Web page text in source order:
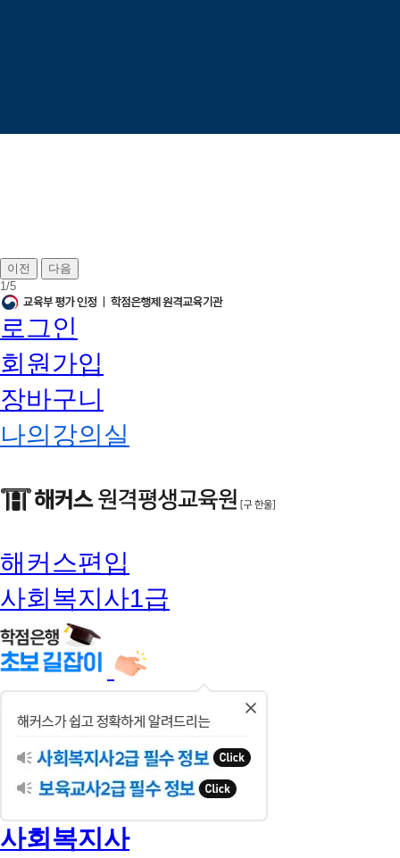
이전
다음
1/5
로그인
회원가입
장바구니
나의강의실
해커스편입
사회복지사1급
사회복지사